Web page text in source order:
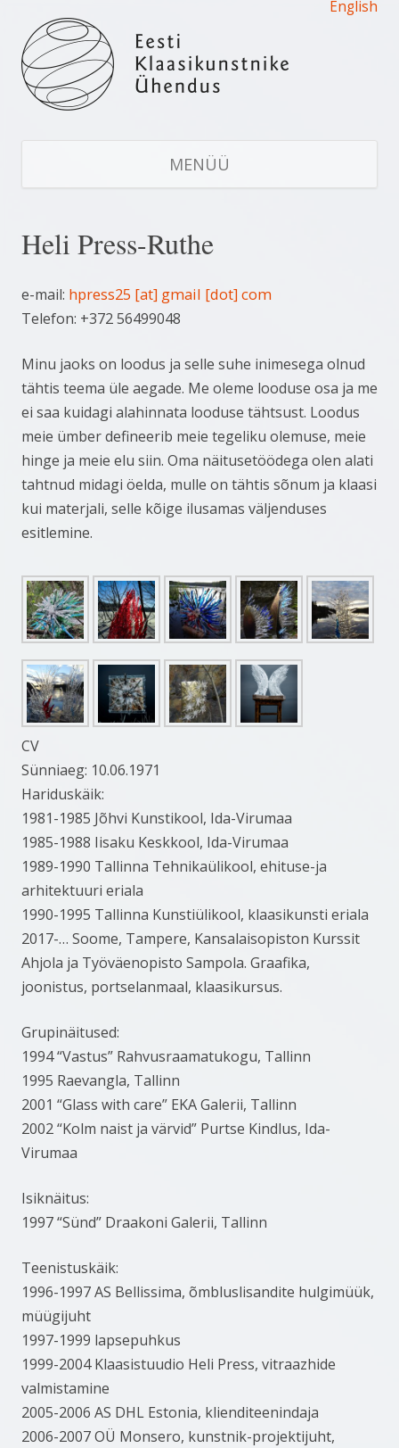
English
Eesti Klaasikunstnike Ühendus
Estonian Glass Artists' Union
MENÜÜ
Heli Press-Ruthe
e-mail: hpress25 [at] gmail [dot] com
Telefon: +372 56499048
Minu jaoks on loodus ja selle suhe inimesega olnud
tähtis teema üle aegade. Me oleme looduse osa ja me
ei saa kuidagi alahinnata looduse tähtsust. Loodus
meie ümber defineerib meie tegeliku olemuse, meie
hinge ja meie elu siin. Oma näitusetöödega olen alati
tahtnud midagi öelda, mulle on tähtis sõnum ja klaasi
kui materjali, selle kõige ilusamas väljenduses
esitlemine.
CV
Sünniaeg: 10.06.1971
Hariduskäik:
1981-1985 Jõhvi Kunstikool, Ida-Virumaa
1985-1988 Iisaku Keskkool, Ida-Virumaa
1989-1990 Tallinna Tehnikaülikool, ehituse-ja
arhitektuuri eriala
1990-1995 Tallinna Kunstiülikool, klaasikunsti eriala
2017-… Soome, Tampere, Kansalaisopiston Kurssit
Ahjola ja Työväenopisto Sampola. Graafika,
joonistus, portselanmaal, klaasikursus.
Grupinäitused:
1994 “Vastus” Rahvusraamatukogu, Tallinn
1995 Raevangla, Tallinn
2001 “Glass with care” EKA Galerii, Tallinn
2002 “Kolm naist ja värvid” Purtse Kindlus, Ida-
Virumaa
Isiknäitus:
1997 “Sünd” Draakoni Galerii, Tallinn
Teenistuskäik:
1996-1997 AS Bellissima, õmbluslisandite hulgimüük,
müügijuht
1997-1999 lapsepuhkus
1999-2004 Klaasistuudio Heli Press, vitraazhide
valmistamine
2005-2006 AS DHL Estonia, klienditeenindaja
2006-2007 OÜ Monsero, kunstnik-projektijuht,